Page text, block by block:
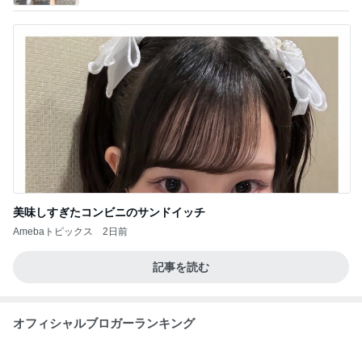
美味しすぎたコンビニのサンドイッチ
Amebaトピックス 2日前
記事を読む
オフィシャルブロガーランキング